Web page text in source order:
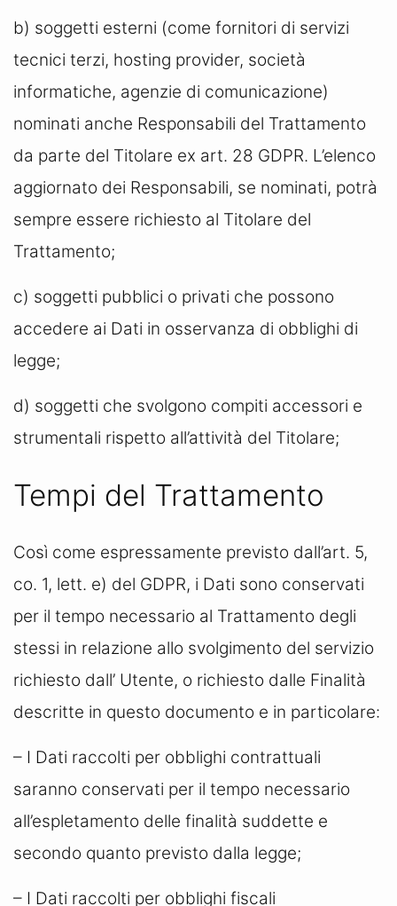
b) soggetti esterni (come fornitori di servizi
tecnici terzi, hosting provider, società
informatiche, agenzie di comunicazione)
nominati anche Responsabili del Trattamento
da parte del Titolare ex art. 28 GDPR. L’elenco
aggiornato dei Responsabili, se nominati, potrà
sempre essere richiesto al Titolare del
Trattamento;
c) soggetti pubblici o privati che possono
accedere ai Dati in osservanza di obblighi di
legge;
d) soggetti che svolgono compiti accessori e
strumentali rispetto all’attività del Titolare;
Tempi del Trattamento
Così come espressamente previsto dall’art. 5,
co. 1, lett. e) del GDPR, i Dati sono conservati
per il tempo necessario al Trattamento degli
stessi in relazione allo svolgimento del servizio
richiesto dall’ Utente, o richiesto dalle Finalità
descritte in questo documento e in particolare:
– I Dati raccolti per obblighi contrattuali
saranno conservati per il tempo necessario
all’espletamento delle finalità suddette e
secondo quanto previsto dalla legge;
– I Dati raccolti per obblighi fiscali